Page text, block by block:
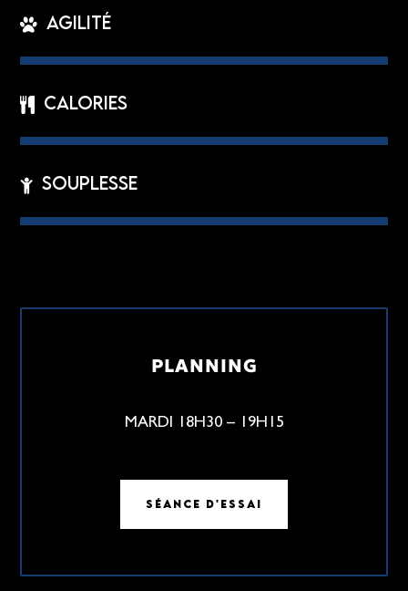
Agilité
Calories
Souplesse
PLANNING
MARDI 18H30 – 19H15
SÉANCE D'ESSAI